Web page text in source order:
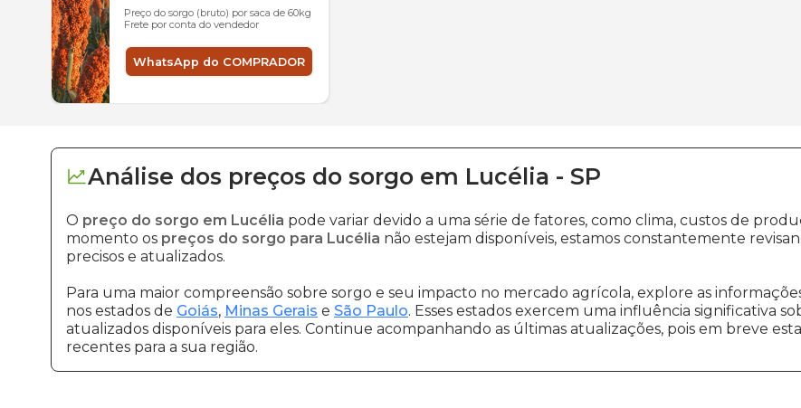
Preço do sorgo (bruto) por saca de 60kg
Frete por conta do vendedor
WhatsApp do COMPRADOR
Análise dos preços do sorgo em Lucélia - SP
O preço do sorgo em Lucélia pode variar devido a uma série de fatores, como clima, custos de
momento os preços do sorgo para Lucélia não estejam disponíveis, estamos constantemente
precisos e atualizados.
Para uma maior compreensão sobre sorgo e seu impacto no mercado agrícola, explore as
nos estados de Goiás, Minas Gerais e São Paulo. Esses estados exercem uma influência significativa
atualizados disponíveis para eles. Continue acompanhando as últimas atualizações, pois em breve
recentes para a sua região.